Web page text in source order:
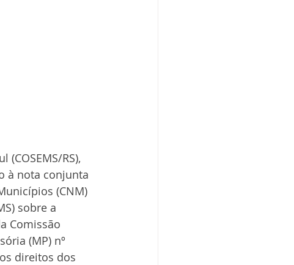
RS),
à nota conjunta
(CNM)
sobre a
Comissão
(MP) nº
direitos dos